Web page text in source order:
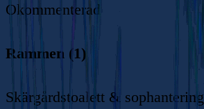
Okommenterad
Rammen (1)
Skärgårdstoalett & sophantering